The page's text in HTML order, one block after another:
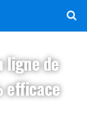
ligne de
efficace